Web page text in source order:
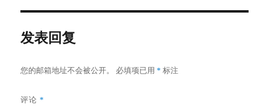
发表回复
您的邮箱地址不会被公开。 必填项已用* 标注
评论*